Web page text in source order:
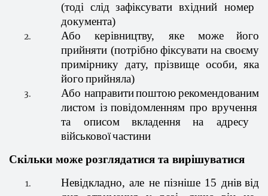
(тоді слід зафіксувати вхіднийномер
документа)
Абокерівництву, яке може
його
прийняти (потрібно фіксуватина своєму
примірнику дату, прізвище особи, яка
йогоприйняла)
Або направитипоштоюрекомендованим
листом із повідомленням провручення
та описом вкладення на адресу
військовоїчастини
Скільки може розглядатися та вирішуватися
Невідкладно, але не пізніше 15 днів від